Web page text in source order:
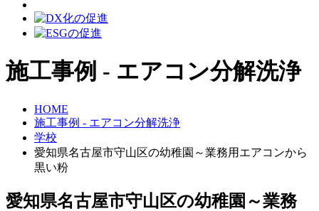
施工事例 - エアコン分解洗浄
HOME
施工事例 - エアコン分解洗浄
学校
愛知県名古屋市守山区の幼稚園～業務用エアコンから
黒い粉
愛知県名古屋市守山区の幼稚園～業務